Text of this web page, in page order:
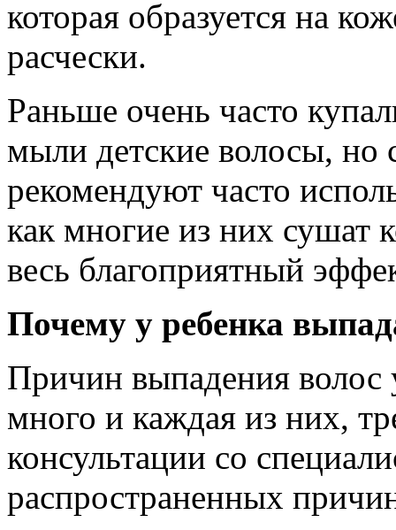
которая образуется на
расчески.
Раньше очень часто
мыли детские волосы, но
рекомендуют часто
как многие из них сушат
весь благоприятный
Почему у ребенка
Причин выпадения волос
много и каждая из них,
консультации со
распространенных